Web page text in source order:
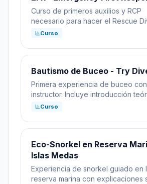
Curso de primeros auxilios y RCP
necesario para hacer el Rescue
Curso
Bautismo de Buceo - Try
Primera experiencia de buceo con
instructor. Incluye introducción
una inmersión.
Curso
Eco-Snorkel en Reserva
Islas Medas
Experiencia de snorkel guiado en
reserva marina con explicaciones